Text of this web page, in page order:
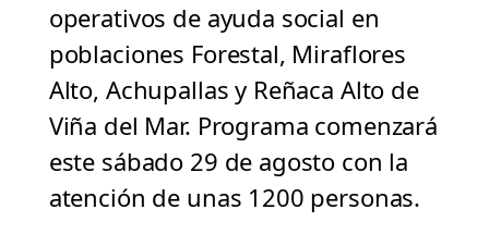
operativos de ayuda social en
poblaciones Forestal, Miraflores
Alto, Achupallas y Reñaca Alto de
Viña del Mar. Programa comenzará
este sábado 29 de agosto con la
atención de unas 1200 personas.